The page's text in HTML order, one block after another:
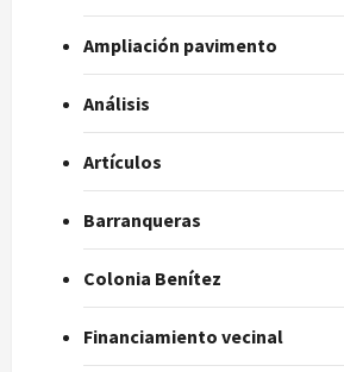
Ampliación pavimento
Análisis
Artículos
Barranqueras
Colonia Benítez
Financiamiento vecinal